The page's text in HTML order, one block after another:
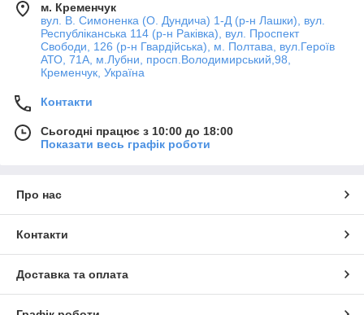
м. Кременчук
вул. В. Симоненка (О. Дундича) 1-Д (р-н Лашки), вул.
Республіканська 114 (р-н Раківка), вул. Проспект
Свободи, 126 (р-н Гвардійська), м. Полтава, вул.Героїв
АТО, 71А, м.Лубни, просп.Володимирський,98,
Кременчук, Україна
Контакти
Сьогодні працює з 10:00 до 18:00
Показати весь графік роботи
Про нас
Контакти
Доставка та оплата